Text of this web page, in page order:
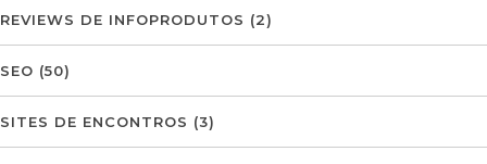
REVIEWS DE INFOPRODUTOS (2)
SEO (50)
SITES DE ENCONTROS (3)